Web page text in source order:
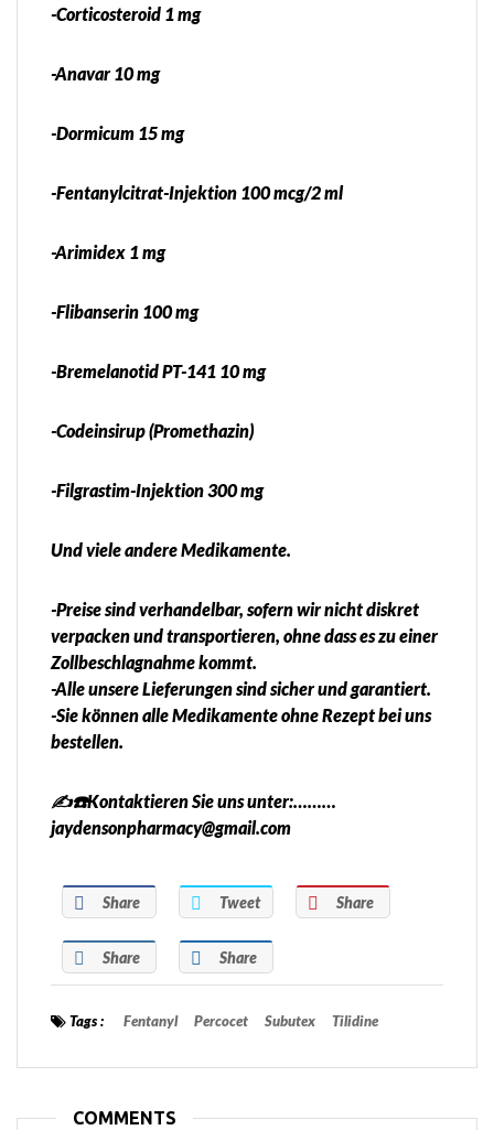
-Corticosteroid 1 mg
-Anavar 10 mg
-Dormicum 15 mg
-Fentanylcitrat-Injektion 100 mcg/2 ml
-Arimidex 1 mg
-Flibanserin 100 mg
-Bremelanotid PT-141 10 mg
-Codeinsirup (Promethazin)
-Filgrastim-Injektion 300 mg
Und viele andere Medikamente.
-Preise sind verhandelbar, sofern wir nicht diskret
verpacken und transportieren, ohne dass es zu einer
Zollbeschlagnahme kommt.
-Alle unsere Lieferungen sind sicher und garantiert.
-Sie können alle Medikamente ohne Rezept bei uns
bestellen.
✍️☎️Kontaktieren Sie uns unter:………
jaydensonpharmacy@gmail.com
Share Tweet Share
Share Share
Tags : Fentanyl Percocet Subutex Tilidine
COMMENTS